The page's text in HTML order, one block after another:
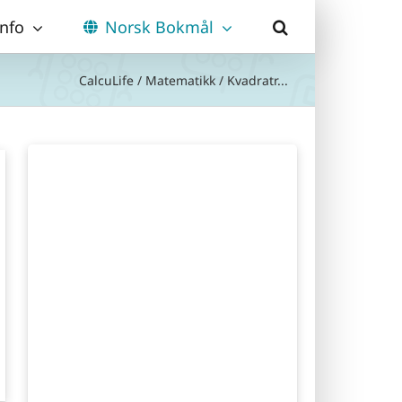
Norsk Bokmål
CalcuLife / Matematikk / Kvadratr...